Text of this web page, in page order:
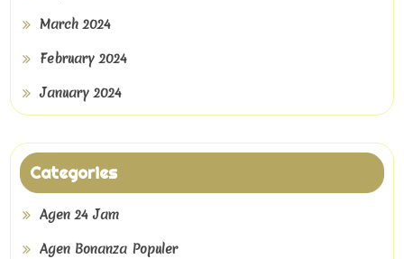
March 2024
February 2024
January 2024
Categories
Agen 24 Jam
Agen Bonanza Populer